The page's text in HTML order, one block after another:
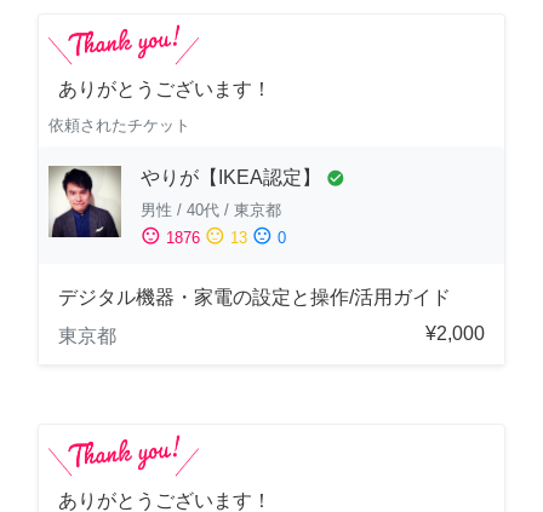
ありがとうございます！
依頼されたチケット
やりが【IKEA認定】 check_circle
男性 / 40代 / 東京都
sentiment_satisfied 1876 sentiment_neutral 13 sentiment_dissatisfied 0
デジタル機器・家電の設定と操作/活用ガイド
東京都
¥2,000
ありがとうございます！